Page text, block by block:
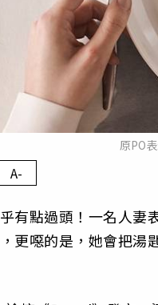
原PO
A-
有點過頭！一名人妻
更噁的是，她會把湯